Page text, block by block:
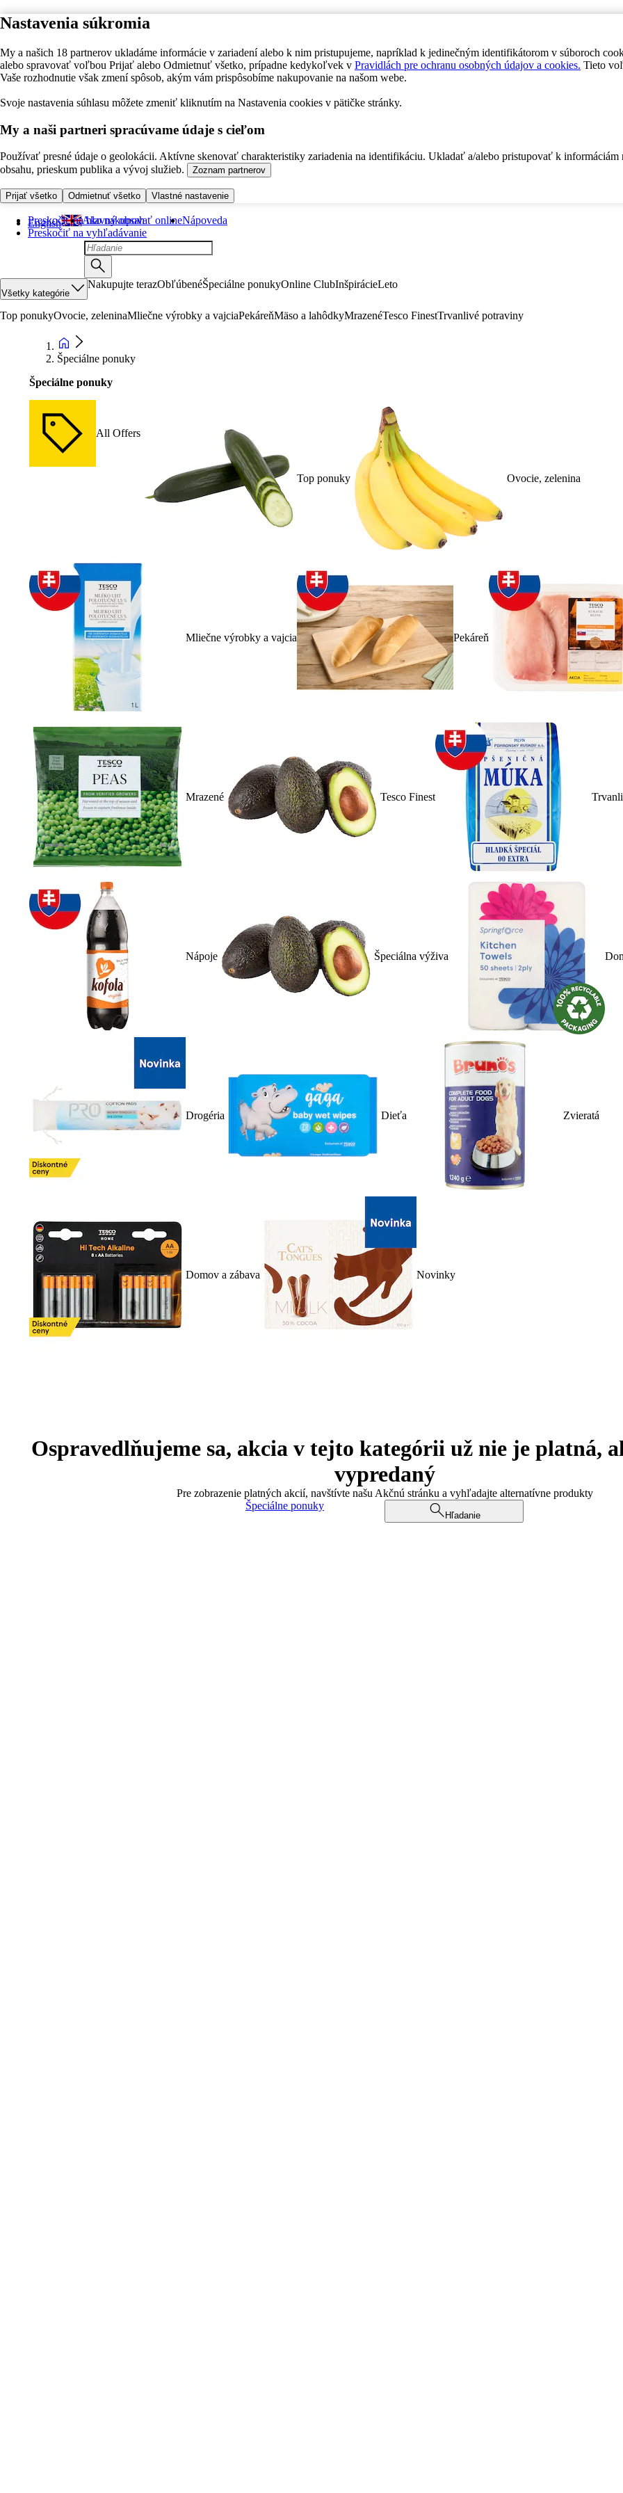
Nastavenia súkromia
My a našich 18 partnerov ukladáme informácie v zariadení alebo k nim pristupujeme, napríklad k jedinečným identifikátorom v súboroch
alebo spravovať voľbou Prijať alebo Odmietnuť všetko, prípadne kedykoľvek v Pravidlách pre ochranu osobných údajov a cookies. Tieto
Vaše rozhodnutie však zmení spôsob, akým vám prispôsobíme nakupovanie na našom webe.
Svoje nastavenia súhlasu môžete zmeniť kliknutím na Nastavenia cookies v pätičke stránky.
My a naši partneri spracúvame údaje s cieľom
Používať presné údaje o geolokácii. Aktívne skenovať charakteristiky zariadenia na identifikáciu. Ukladať a/alebo pristupovať k informáciám
obsahu, prieskum publika a vývoj služieb.
Zoznam partnerov
Prijať všetko Odmietnuť všetko Vlastné nastavenie
Preskočiť na hlavný obsah
Preskočiť na vyhľadávanie
English Ako nakupovať onlineNápoveda
Všetky kategórie
Nakupujte terazObľúbenéŠpeciálne ponukyOnline ClubInšpirácieLeto
Top ponukyOvocie, zeleninaMliečne výrobky a vajciaPekáreňMäso a lahôdkyMrazenéTesco FinestTrvanlivé potraviny
Špeciálne ponuky
Špeciálne ponuky
All Offers
Top ponuky Ovocie, zelenina
Mliečne výrobky a vajcia Pekáreň
Mrazené Tesco Finest
Nápoje Špeciálna výživa
Drogéria Dieťa Zvieratá
Domov a zábava Novinky
Ospravedlňujeme sa, akcia v tejto kategórii už nie je platná,
vypredaný
Pre zobrazenie platných akcií, navštívte našu Akčnú stránku a vyhľadajte alternatívne produkty
Špeciálne ponuky
Hľadanie